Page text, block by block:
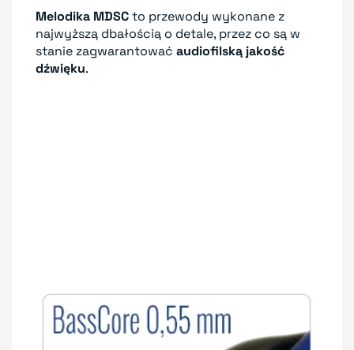
Melodika MDSCto przewody wykonane z
najwyższą dbałością o detale, przez co są w
stanie zagwarantować audiofilską jakość
dźwięku.